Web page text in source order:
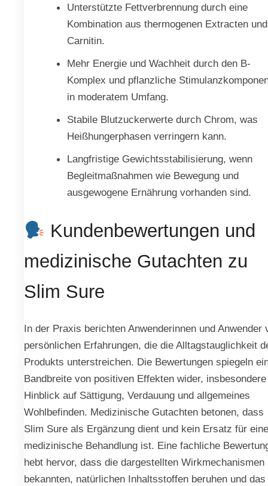
Unterstützte Fettverbrennung durch eine
Kombination aus thermogenen Extracten
Carnitin.
Mehr Energie und Wachheit durch den B-
Komplex und pflanzliche
in moderatem Umfang.
Stabile Blutzuckerwerte durch Chrom, was
Heißhungerphasen verringern kann.
Langfristige Gewichtsstabilisierung, wenn
Begleitmaßnahmen wie Bewegung und
ausgewogene Ernährung vorhanden sind.
Kundenbewertungen und
medizinische Gutachten zu
Slim Sure
In der Praxis berichten Anwenderinnen und Anwender
persönlichen Erfahrungen, die die Alltagstauglichkeit
Produkts unterstreichen. Die Bewertungen spiegeln
Bandbreite von positiven Effekten wider,
Hinblick auf Sättigung, Verdauung und allgemeines
Wohlbefinden. Medizinische Gutachten betonen, dass
Slim Sure als Ergänzung dient und kein Ersatz für eine
medizinische Behandlung ist. Eine fachliche
hebt hervor, dass die dargestellten Wirkmechanismen
bekannten, natürlichen Inhaltsstoffen beruhen und das